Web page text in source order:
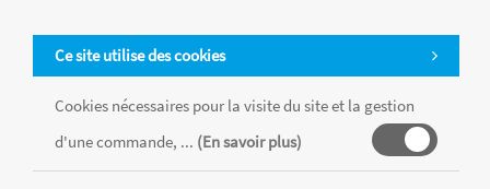
Ce site utilise des cookies
Cookies nécessaires pour la visite du site et la gestion
d'une commande, ... (En savoir plus)